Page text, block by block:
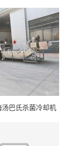
汤巴氏杀菌冷却机